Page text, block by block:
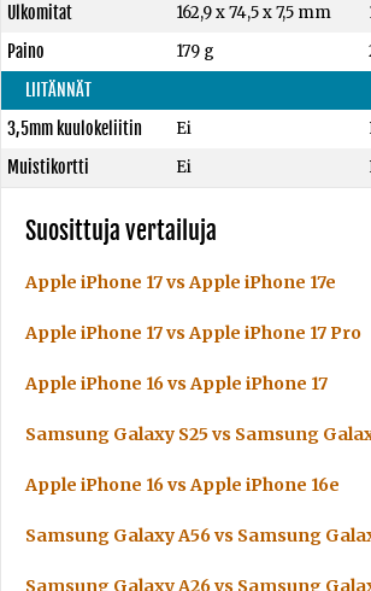
Ulkomitat
162,9 x 74,5 x 7,5 mm
Paino
179 g
LIITÄNNÄT
3,5mm kuulokeliitin
Ei
Muistikortti
Ei
Suosittuja vertailuja
Apple iPhone 17 vs Apple iPhone 17e
Apple iPhone 17 vs Apple iPhone 17 Pro
Apple iPhone 16 vs Apple iPhone 17
Samsung Galaxy S25 vs Samsung
Apple iPhone 16 vs Apple iPhone 16e
Samsung Galaxy A56 vs Samsung
Samsung Galaxy A26 vs Samsung